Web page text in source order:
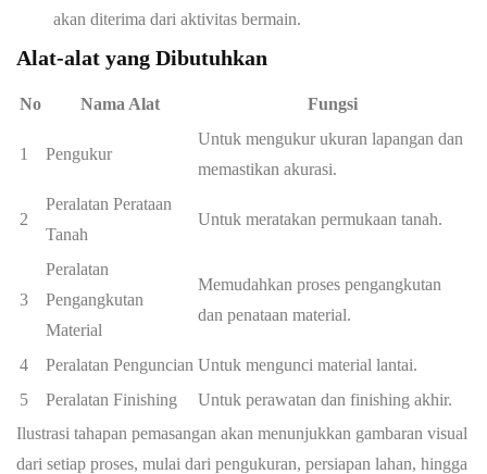
akan diterima dari aktivitas bermain.
Alat-alat yang Dibutuhkan
No Nama Alat Fungsi
1 Pengukur
Untuk mengukur ukuran lapangan dan
memastikan akurasi.
2
Peralatan Perataan
Tanah
Untuk meratakan permukaan tanah.
3
Peralatan
Pengangkutan
Material
Memudahkan proses pengangkutan
dan penataan material.
4 Peralatan Penguncian Untuk mengunci material lantai.
5
Peralatan Finishing
Untuk perawatan dan finishing akhir.
Ilustrasi tahapan pemasangan akan menunjukkan gambaran visual
dari setiap proses, mulai dari pengukuran, persiapan lahan, hingga